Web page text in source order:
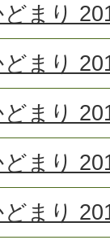
まり
まり
まり
まり
まり